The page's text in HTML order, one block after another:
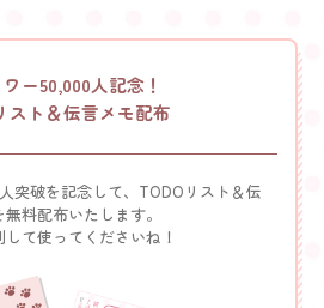
ー50,000人記念！
スト＆伝言メモ配布
突破を記念して、 TODOリスト＆伝
料配布いたします。
て使ってくださいね！